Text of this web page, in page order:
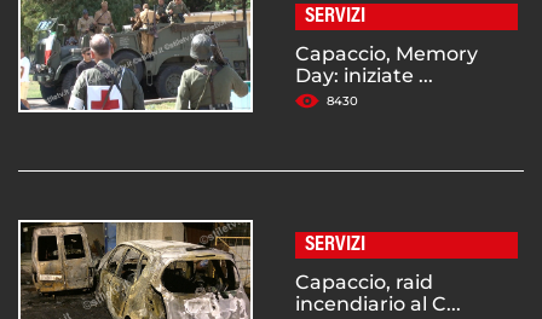
SERVIZI
Capaccio, Memory
Day: iniziate ...
8430
SERVIZI
Capaccio, raid
incendiario al C...